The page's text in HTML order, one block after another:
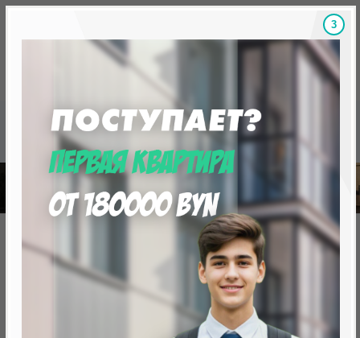
Скидки на новостройки, бонусы
Новостройки на пр. Победителей
Новостройки на пр.
Победителей
Квартиры 170
2